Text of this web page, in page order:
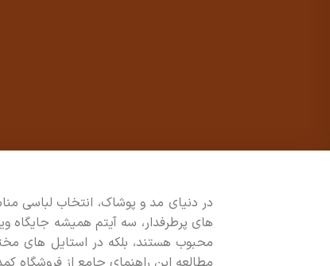
در دنیای مد و پوشاک، انتخاب لباسی
های پرطرفدار، سه آیتم همیشه جایگاه
محبوب هستند، بلکه در استایل های